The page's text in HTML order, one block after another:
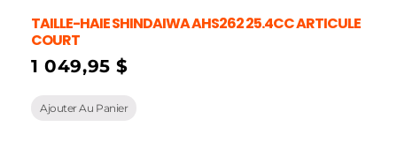
TAILLE-HAIE SHINDAIWA AHS262 25.4CC ARTICULE
COURT
1 049,95$
Ajouter Au Panier